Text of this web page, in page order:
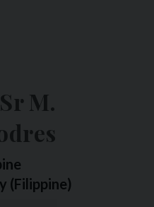
M.
(Filippine)